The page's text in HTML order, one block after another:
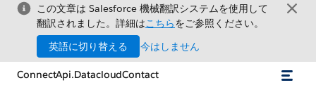
この文章は Salesforce 機械翻訳システムを使用して
翻訳されました。詳細はこちらをご参照ください。
英語に切り替える
今はしません
ConnectApi.DatacloudContact